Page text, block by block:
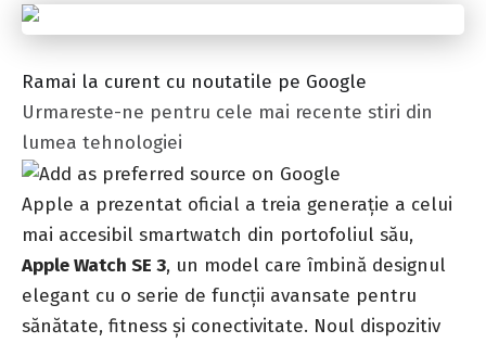
Ramai la curent cu noutatile pe Google
Urmareste-ne pentru cele mai recente stiri din
lumea tehnologiei
Apple a prezentat oficial a treia generație a celui
mai accesibil smartwatch din portofoliul său,
Apple Watch SE 3, un model care îmbină designul
elegant cu o serie de funcții avansate pentru
sănătate, fitness și conectivitate. Noul dispozitiv